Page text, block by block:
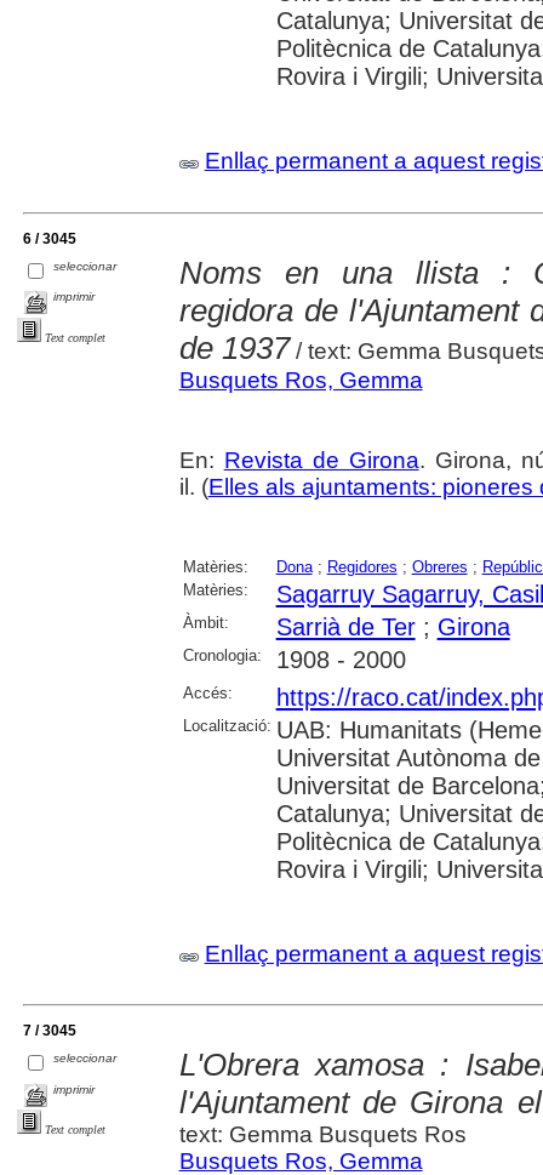
Catalunya; Universitat
Politècnica de
Rovira i Virgili;
Enllaç permanent a aquest
6 / 3045
seleccionar
imprimir
Text complet
Noms en una llista :
regidora de l'Ajuntament
de 1937/ text: Gemma
Busquets Ros, Gemma
En: Revista de Girona. Girona,
il. (Elles als ajuntaments: pioneres
Matèries: Dona; Regidores ; Obreres ;
Matèries:
Sagarruy Sagarruy,
Àmbit: Sarrià de Ter; Girona
Cronologia: 1908 - 2000
Accés: https://raco.cat/
Localització: UAB: Humanitats
Universitat Autònoma
Universitat de
Catalunya; Universitat
Politècnica de
Rovira i Virgili;
Enllaç permanent a aquest
7 / 3045
seleccionar
imprimir
Text complet
L'Obrera xamosa :
l'Ajuntament de Girona
text: Gemma Busquets Ros
Busquets Ros, Gemma